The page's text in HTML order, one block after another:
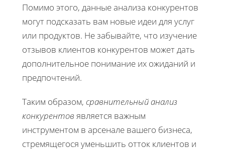
Помимо этого, данные анализа конкурентов
могут подсказать вам новые идеи для услуг
или продуктов. Не забывайте, что изучение
отзывов клиентов конкурентов может дать
дополнительное понимание их ожиданий и
предпочтений.
Таким образом, сравнительный анализ
конкурентов является важным
инструментом в арсенале вашего бизнеса,
стремящегося уменьшить отток клиентов и